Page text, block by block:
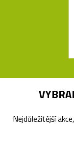
Nejdůležitější